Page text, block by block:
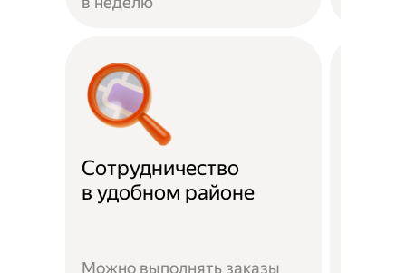
Сотрудничество
в удобном районе
Можно выполнять заказы